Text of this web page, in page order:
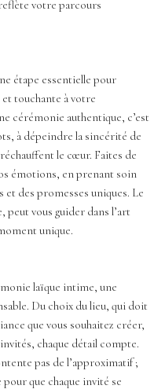
votre parcours
étape essentielle pour
touchante à votre
cérémonie authentique, c’est
à dépeindre la sincérité de
le cœur. Faites de
émotions, en prenant soin
et des promesses uniques. Le
peut vous guider dans l’art
unique.
laïque intime, une
Du choix du lieu, qui doit
que vous souhaitez créer,
chaque détail compte.
pas de l’approximatif ;
que chaque invité se